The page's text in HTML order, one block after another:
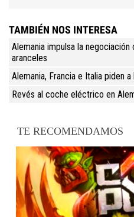
TAMBIÉN NOS INTERESA
Alemania impulsa la negociación
aranceles
Alemania, Francia e Italia piden
Revés al coche eléctrico en
TE RECOMENDAMOS